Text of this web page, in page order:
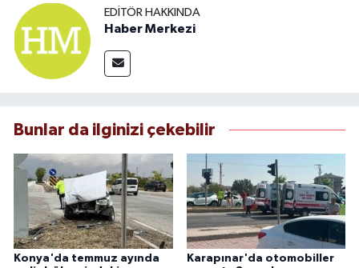
EDITÖR HAKKINDA
Haber Merkezi
Bunlar da ilginizi çekebilir
Konya'da temmuz ayında
Karapınar'da otomobiller